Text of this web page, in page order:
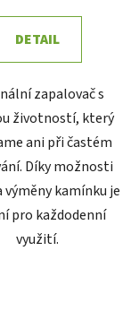
DETAIL
zapalovač s
životností, který
ani při častém
Díky možnosti
výměny kamínku je
pro každodenní
využití.